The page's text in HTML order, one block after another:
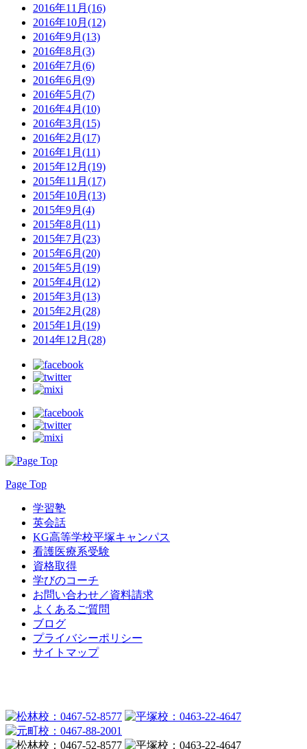
2016年11月(16)
2016年10月(12)
2016年9月(13)
2016年8月(3)
2016年7月(6)
2016年6月(9)
2016年5月(7)
2016年4月(10)
2016年3月(15)
2016年2月(17)
2016年1月(11)
2015年12月(19)
2015年11月(17)
2015年10月(13)
2015年9月(4)
2015年8月(11)
2015年7月(23)
2015年6月(20)
2015年5月(19)
2015年4月(12)
2015年3月(13)
2015年2月(28)
2015年1月(19)
2014年12月(28)
Page Top
学習塾
英会話
KG高等学校平塚キャンパス
看護医療系受験
資格取得
学びのコーチ
お問い合わせ／資料請求
よくあるご質問
ブログ
プライバシーポリシー
サイトマップ